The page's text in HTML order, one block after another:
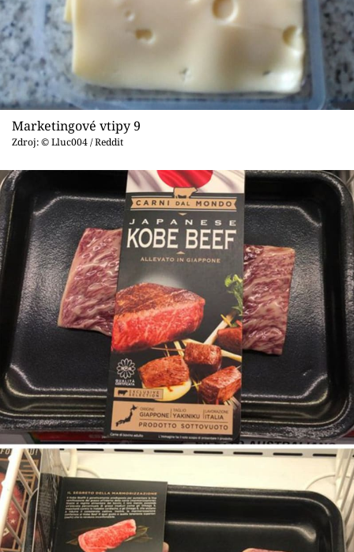
Marketingové vtipy 9
Zdroj: © Lluc004 / Reddit